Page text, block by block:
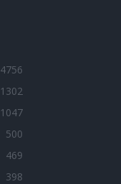
4756
1302
1047
500
469
398